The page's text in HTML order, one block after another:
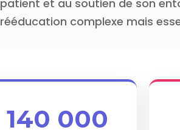
patient et au soutien de son
rééducation complexe mais
140 000